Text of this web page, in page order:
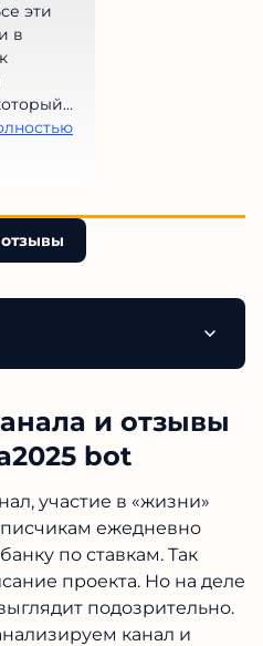
эти
в
и отзывы
bot
участие в «жизни»
ежедневно
по ставкам. Так
проекта. Но на деле
подозрительно.
канал и